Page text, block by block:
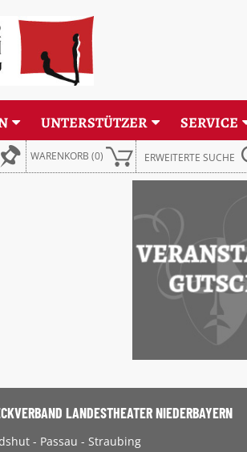
UNTERSTÜTZER SERVICE
WARENKORB (0) ERWEITERTE SUCHE
LANDESTHEATER NIEDERBAYERN
- Passau - Straubing